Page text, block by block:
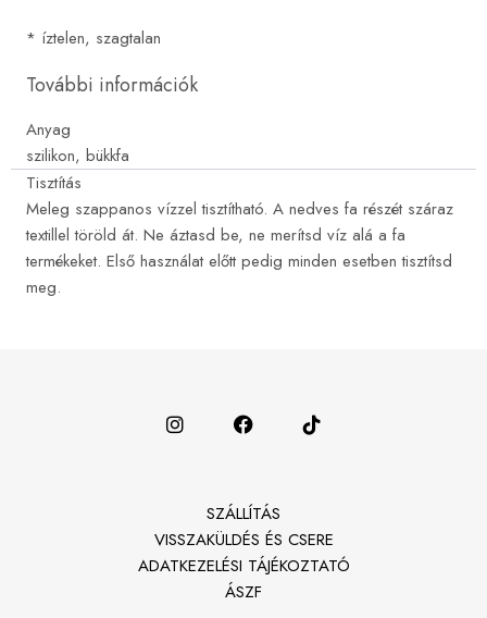
* íztelen, szagtalan
További információk
Anyag
szilikon, bükkfa
Tisztítás
Meleg szappanos vízzel tisztítható. A nedves fa részét száraz
textillel töröld át. Ne áztasd be, ne merítsd víz alá a fa
termékeket. Első használat előtt pedig minden esetben tisztítsd
meg.
SZÁLLÍTÁS
VISSZAKÜLDÉS ÉS CSERE
ADATKEZELÉSI TÁJÉKOZTATÓ
ÁSZF